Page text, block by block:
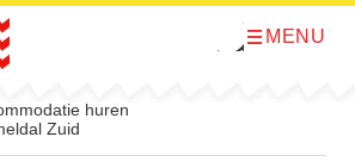
O
MENU
huren
Zuid